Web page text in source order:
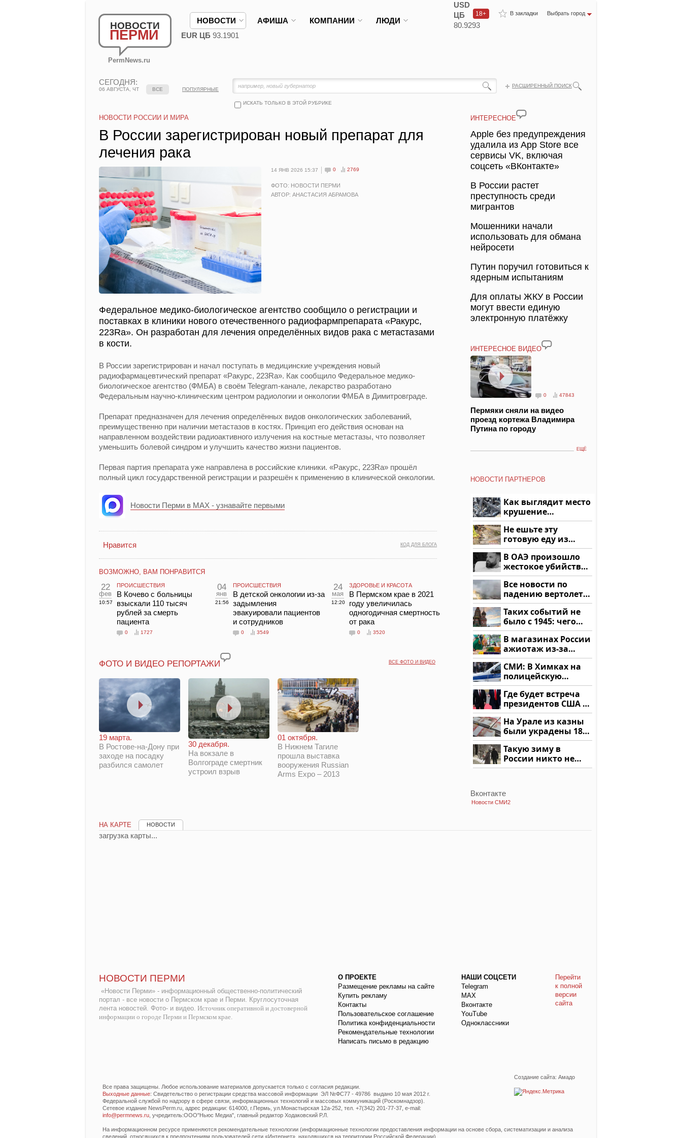
НОВОСТИ
ПЕРМИ
PermNews.ru
В закладки Выбрать город
18+
НОВОСТИ АФИША КОМПАНИИ ЛЮДИ
USD
ЦБ
80.9293
EUR ЦБ 93.1901
СЕГОДНЯ:
06 АВГУСТА, ЧТ
РАСШИРЕННЫЙ ПОИСК
ИСКАТЬ ТОЛЬКО В ЭТОЙ РУБРИКЕ
ВСЕ ПОПУЛЯРНЫЕ
НОВОСТИ РОССИИ И МИРА
В России зарегистрирован новый препарат для
лечения рака
14 ЯНВ 2026 15:37 0 2769
ФОТО: НОВОСТИ ПЕРМИ
АВТОР: АНАСТАСИЯ АБРАМОВА
Федеральное медико-биологическое агентство сообщило о регистрации и
поставках в клиники нового отечественного радиофармпрепарата «Ракурс,
223Ra». Он разработан для лечения определённых видов рака с метастазами
в кости.
В России зарегистрирован и начал поступать в медицинские учреждения новый
радиофармацевтический препарат «Ракурс, 223Ra». Как сообщило Федеральное медико-
биологическое агентство (ФМБА) в своём Telegram-канале, лекарство разработано
Федеральным научно-клиническим центром радиологии и онкологии ФМБА в Димитровграде.
Препарат предназначен для лечения определённых видов онкологических заболеваний,
преимущественно при наличии метастазов в костях. Принцип его действия основан на
направленном воздействии радиоактивного излучения на костные метастазы, что позволяет
уменьшить болевой синдром и улучшить качество жизни пациентов.
Первая партия препарата уже направлена в российские клиники. «Ракурс, 223Ra» прошёл
полный цикл государственной регистрации и разрешён к применению в клинической онкологии.
Новости Перми в MAX - узнавайте первыми
КОД ДЛЯ БЛОГА
Нравится
ВОЗМОЖНО, ВАМ ПОНРАВИТСЯ
22
фев
10:57
ПРОИСШЕСТВИЯ
В Кочево с больницы
взыскали 110 тысяч
рублей за смерть
пациента
0 1727
04
янв
21:56
ПРОИСШЕСТВИЯ
В детской онкологии из-за
задымления
эвакуировали пациентов
и сотрудников
0 3549
24
мая
12:20
ЗДОРОВЬЕ И КРАСОТА
В Пермском крае в 2021
году увеличилась
одногодичная смертность
от рака
0 3520
ВСЕ ФОТО И ВИДЕО
ФОТО И ВИДЕО РЕПОРТАЖИ
19 марта.
В Ростове-на-Дону при
заходе на посадку
разбился самолет
30 декабря.
На вокзале в
Волгограде смертник
устроил взрыв
01 октября.
В Нижнем Тагиле
прошла выставка
вооружения Russian
Arms Expo – 2013
ИНТЕРЕСНОЕ
Apple без предупреждения
удалила из App Store все
сервисы VK, включая
соцсеть «ВКонтакте»
В России растет
преступность среди
мигрантов
Мошенники начали
использовать для обмана
нейросети
Путин поручил готовиться к
ядерным испытаниям
Для оплаты ЖКУ в России
могут ввести единую
электронную платёжку
ИНТЕРЕСНОЕ ВИДЕО
0 47843
Пермяки сняли на видео
проезд кортежа Владимира
Путина по городу
ЕЩЁ
НОВОСТИ ПАРТНЕРОВ
Как выглядит место
крушение
вертолета на
Кавказе: смотреть
Не ешьте эту
готовую еду из
магазина: список
В ОАЭ произошло
жестокое убийство
криптомиллионера
Все новости по
падению вертолета
на Кавказе: читать
здесь
Таких событий не
было с 1945: чего
ждать всем нам?
В магазинах России
ажиотаж из-за
этого продукта: что
купить?
СМИ: В Химках на
полицейскую
машину напали и
подожгли.
Где будет встреча
президентов США и
России: Европа?
На Урале из казны
были украдены 18
миллионов рублей
Такую зиму в
России никто не
ждал: как так?!
Вконтакте
Новости СМИ2
НА КАРТЕ НОВОСТИ
загрузка карты...
НОВОСТИ ПЕРМИ
«Новости Перми» - информационный общественно-политический
портал - все новости о Пермском крае и Перми. Круглосуточная
лента новостей. Фото- и видео. Источник оперативной и достоверной
информации о городе Перми и Пермском крае.
О ПРОЕКТЕ
Размещение рекламы на сайте
Купить рекламу
Контакты
Пользовательское соглашение
Политика конфиденциальности
Рекомендательные технологии
Написать письмо в редакцию
НАШИ СОЦСЕТИ
Telegram
МАХ
Вконтакте
YouTube
Одноклассники
Перейти
к полной
версии
сайта
Создание сайта: Амадо
Все права защищены. Любое использование материалов допускается только с согласия редакции.
Выходные данные: Свидетельство о регистрации средства массовой информации ЭЛ №ФС77 - 49786 выдано 10 мая 2012 г.
Федеральной службой по надзору в сфере связи, информационных технологий и массовых коммуникаций (Роскомнадзор).
Сетевое издание NewsPerm.ru, адрес редакции: 614000, г.Пермь, ул.Монастырская 12а-252, тел. +7(342) 201-77-37, e-mail:
info@permnews.ru , учредитель:ООО"Ньюс Медиа", главный редактор Ходаковский Р.Л.
На информационном ресурсе применяются рекомендательные технологии (информационные технологии предоставления информации на основе сбора, систематизации и анализа
сведений, относящихся к предпочтениям пользователей сети «Интернет», находящихся на территории Российской Федерации).